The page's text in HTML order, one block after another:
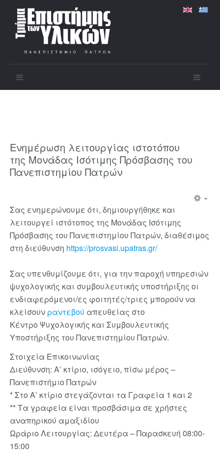
Ενημέρωση λειτουργίας ιστοτόπου
της Μονάδας Ισότιμης Πρόσβασης του
Πανεπιστημίου Πατρών
Σας ενημερώνουμε ότι, δημιουργήθηκε και
λειτουργεί ιστότοπος της Μονάδας Ισότιμης
Πρόσβασης του Πανεπιστημίου Πατρών, διαθέσιμος
στη διεύθυνση https://prosvasi.upatras.gr/
Σας υπενθυμίζουμε ότι, για την παροχή υπηρεσιών
ψυχολογικής και συμβουλευτικής υποστήριξης οι
ενδιαφερόμενοι/ες φοιτητές/τριες μπορούν να
κλείσουν ραντεβού απευθείας στο
Κέντρο Ψυχολογικής και Συμβουλευτικής
Υποστήριξης του Πανεπιστημίου Πατρών.
Στοιχεία Επικοινωνίας
Διεύθυνση: Α’ κτίριο, ισόγειο, πίσω μέρος –
Πανεπιστήμιο Πατρών
* Στο Α’ κτίριο στεγάζονται τα Γραφεία 1 και 2
** Τα γραφεία είναι προσβάσιμα σε χρήστες
αναπηρικού αμαξιδίου
Ωράριο Λειτουργίας: Δευτέρα – Παρασκευή 08:00-
15:00